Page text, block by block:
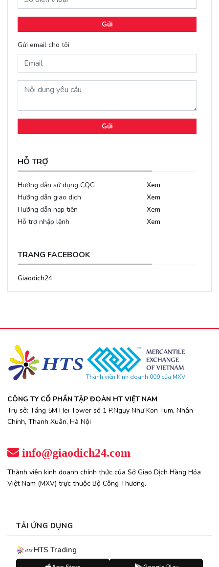
Gửi
Gửi email cho tôi
Gửi
HỖ TRỢ
Hướng dẫn sử dụng CQG
Xem
Hướng dẫn giao dịch
Xem
Hướng dẫn nạp tiền
Xem
Hỗ trợ nhập lệnh
Xem
TRANG FACEBOOK
Giaodich24
Thành viên Kinh doanh 009 của MXV
CÔNG TY CỔ PHẦN TẬP ĐOÀN HT VIỆT NAM
Trụ sở: Tầng 5M Hei Tower số 1 P.Ngụy Như Kon Tum, Nhân
Chính, Thanh Xuân, Hà Nội
info@giaodich24.com
Thành viên kinh doanh chính thức của Sở Giao Dịch Hàng Hóa
Việt Nam (MXV) trực thuộc Bộ Công Thương.
TẢI ỨNG DỤNG
HTS Trading